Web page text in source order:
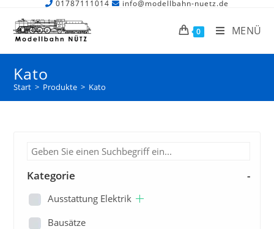
01787111014 info@modellbahn-nuetz.de
0 MENÜ
Kato
Start > Produkte > Kato
Kategorie -
Ausstattung Elektrik
Bausätze